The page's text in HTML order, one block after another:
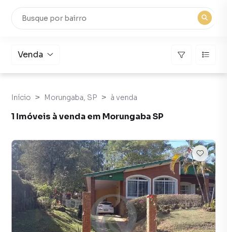
Venda
Início Morungaba, SP à venda
1 Imóveis à venda em Morungaba SP